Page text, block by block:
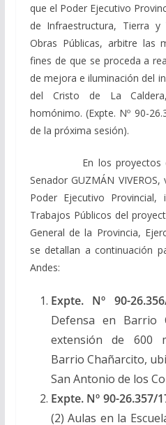
que el Poder Ejecutivo
de Infraestructura, Tierra y
Obras Públicas, arbitre las
fines de que se proceda a
de mejora e iluminación del
del Cristo de La
homónimo. (Expte. Nº 90-
de la próxima sesión).
En los proyectos de
Senador GUZMÁN
Poder Ejecutivo
Trabajos Públicos del
General de la Provincia,
se detallan a continuación
Andes:
Expte. Nº 90-
Defensa en Barrio
extensión de 600
Barrio Chañarcito,
San Antonio de los
Expte. Nº 90-26.357/
(2) Aulas en la